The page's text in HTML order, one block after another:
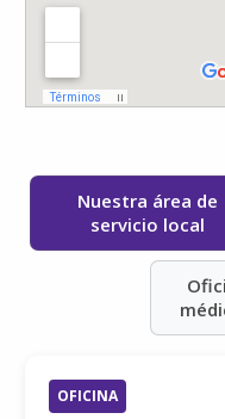
Nuestra área de
servicio local
OFICINA